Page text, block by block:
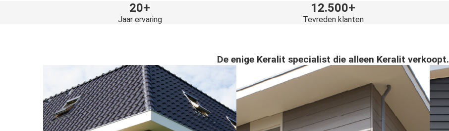
20+
Jaar ervaring
12.500+
Tevreden klanten
De enige Keralit specialist die alleen Keralit verkoopt.